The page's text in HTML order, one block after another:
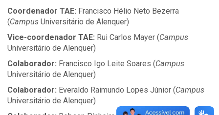
Coordenador TAE: Francisco Hélio Neto Bezerra
(Campus Universitário de Alenquer)
Vice-coordenador TAE: Rui Carlos Mayer (Campus
Universitário de Alenquer)
Colaborador: Francisco Igo Leite Soares (Campus
Universitário de Alenquer)
Colaborador: Everaldo Raimundo Lopes Júnior (Campus
Universitário de Alenquer)